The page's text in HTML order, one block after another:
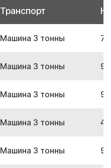
Транспорт
Машина 3 тонны
Машина 3 тонны
Машина 3 тонны
Машина 3 тонны
Машина 3 тонны